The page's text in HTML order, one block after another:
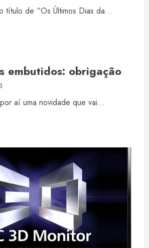
título de “Os Últimos Dias da...
embutidos: obrigação
3
aí uma novidade que vai...